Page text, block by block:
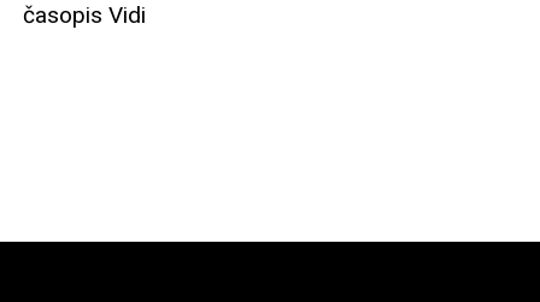
časopis Vidi